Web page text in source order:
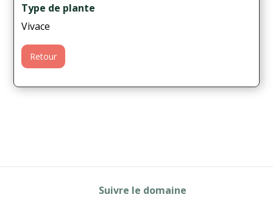
Type de plante
Vivace
Retour
Suivre le domaine